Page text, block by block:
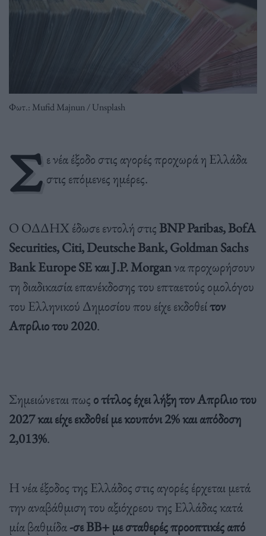
Φωτ.: Mufid Majnun / Unsplash
Σ ε νέα έξοδο στις αγορές προχωρά η Ελλάδα
στις επόμενες ημέρες.
Ο ΟΔΔΗΧ έδωσε εντολή στιςBNP Paribas, BofA
Securities, Citi, Deutsche Bank, Goldman Sachs
Bank Europe SE και J.P. Morganνα προχωρήσουν
τη διαδικασία επανέκδοσης του επταετούς ομολόγου
του Ελληνικού Δημοσίου που είχε εκδοθείτον
Απρίλιο του 2020.
Σημειώνεται πως ο τίτλος έχει λήξη τον Απρίλιο του
2027 και είχε εκδοθεί με κουπόνι 2% και απόδοση
2,013%.
Η νέα έξοδος της Ελλάδος στις αγορές έρχεται μετά
την αναβάθμιση του αξιόχρεου της Ελλάδας κατά
μία βαθμίδα-σε ΒΒ+ με σταθερές προοπτικές από